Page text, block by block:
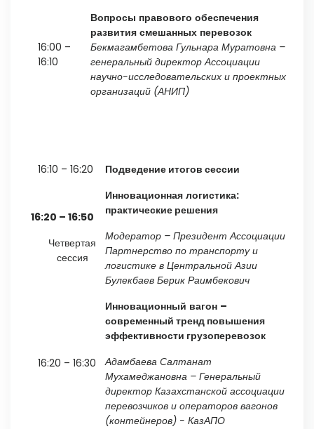
16:00 –
16:10
Вопросы правового обеспечения
развития смешанных перевозок
Бекмагамбетова Гульнара Муратовна –
генеральный директор Ассоциации
научно-исследовательских и проектных
организаций (АНИП)
16:10 – 16:20 Подведение итогов сессии
16:20 – 16:50
Четвертая
сессия
Инновационная логистика:
практические решения
Модератор – Президент Ассоциации
Партнерство по транспорту и
логистике в Центральной Азии
Булекбаев Берик Раимбекович
16:20 – 16:30
Инновационный вагон –
современный тренд повышения
эффективности грузоперевозок
Адамбаева Салтанат
Мухамеджановна – Генеральный
директор Казахстанской ассоциации
перевозчиков и операторов вагонов
(контейнеров) - КазАПО